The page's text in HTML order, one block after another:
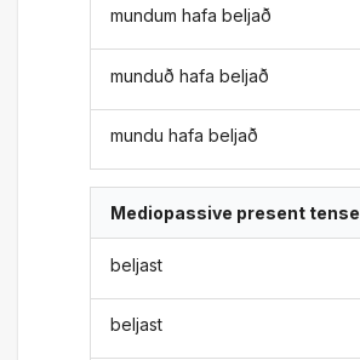
mundum hafa beljað
munduð hafa beljað
mundu hafa beljað
Mediopassive present tense
beljast
beljast